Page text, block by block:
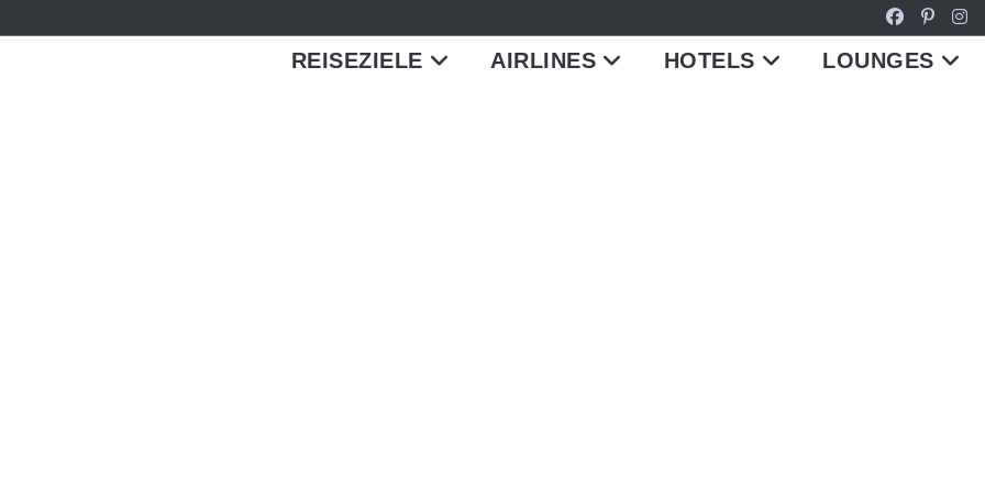
REISEZIELE AIRLINES HOTELS LOUNGES